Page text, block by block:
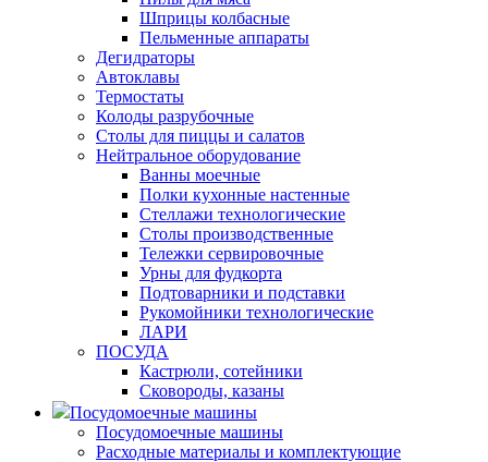
Шприцы колбасные
Пельменные аппараты
Дегидраторы
Автоклавы
Термостаты
Колоды разрубочные
Столы для пиццы и салатов
Нейтральное оборудование
Ванны моечные
Полки кухонные настенные
Стеллажи технологические
Столы производственные
Тележки сервировочные
Урны для фудкорта
Подтоварники и подставки
Рукомойники технологические
ЛАРИ
ПОСУДА
Кастрюли, сотейники
Сковороды, казаны
Посудомоечные машины
Посудомоечные машины
Расходные материалы и комплектующие